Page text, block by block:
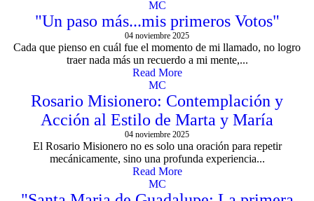
MC
"Un paso más...mis primeros Votos"
04 noviembre 2025
Cada que pienso en cuál fue el momento de mi llamado, no logro
traer nada más un recuerdo a mi mente,...
Read More
MC
Rosario Misionero: Contemplación y
Acción al Estilo de Marta y María
04 noviembre 2025
El Rosario Misionero no es solo una oración para repetir
mecánicamente, sino una profunda experiencia...
Read More
MC